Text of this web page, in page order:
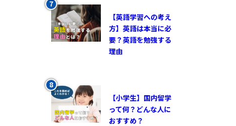
【英語学習への考え
方】英語は本当に必
要？英語を勉強する
理由
【小学生】国内留学
って何？どんな人に
おすすめ？